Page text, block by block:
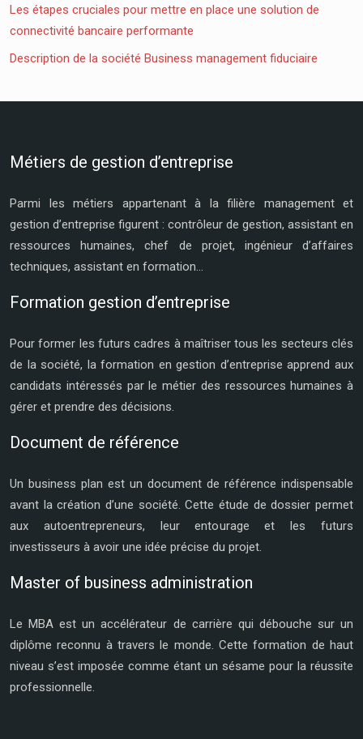
Les étapes cruciales pour mettre en place une solution de
connectivité bancaire performante
Description de la société Business management fiduciaire
Métiers de gestion d’entreprise
Parmi les métiers appartenant à la filière management et
gestion d’entreprise figurent : contrôleur de gestion, assistant en
ressources humaines, chef de projet, ingénieur d’affaires
techniques, assistant en formation…
Formation gestion d’entreprise
Pour former les futurs cadres à maîtriser tous les secteurs clés
de la société, la formation en gestion d’entreprise apprend aux
candidats intéressés par le métier des ressources humaines à
gérer et prendre des décisions.
Document de référence
Un business plan est un document de référence indispensable
avant la création d’une société. Cette étude de dossier permet
aux autoentrepreneurs, leur entourage et les futurs
investisseurs à avoir une idée précise du projet.
Master of business administration
Le MBA est un accélérateur de carrière qui débouche sur un
diplôme reconnu à travers le monde. Cette formation de haut
niveau s’est imposée comme étant un sésame pour la réussite
professionnelle.